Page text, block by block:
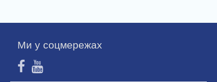
Ми у соцмережах